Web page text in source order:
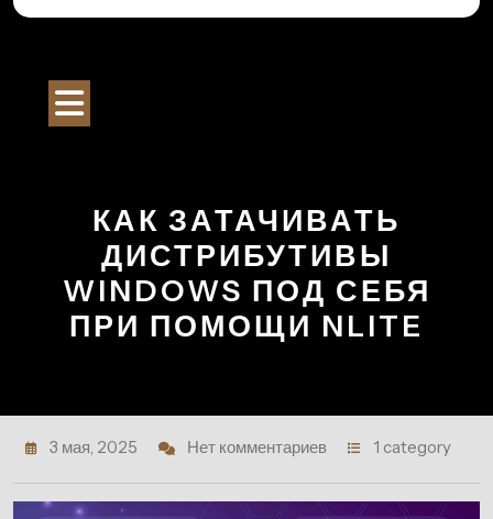
Перейти
КАК ЗАТАЧИВАТЬ
ДИСТРИБУТИВЫ
WINDOWS ПОД СЕБЯ
ПРИ ПОМОЩИ NLITE
3 мая, 2025 Нет комментариев 1 category